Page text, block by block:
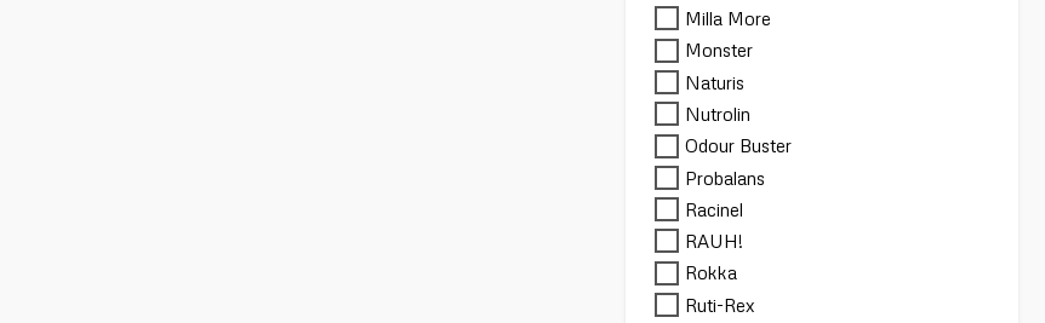
Milla More
Monster
Naturis
Nutrolin
Odour Buster
Probalans
Racinel
RAUH!
Rokka
Ruti-Rex